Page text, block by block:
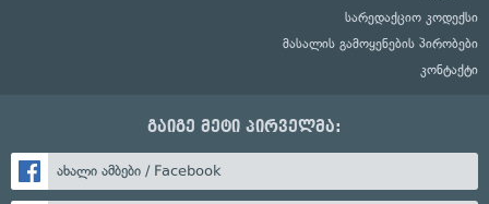
სარედაქციო კოდექსი
მასალის გამოყენების პირობები
კონტაქტი
გაიგე მეტი პირველმა:
ახალი ამბები / Facebook